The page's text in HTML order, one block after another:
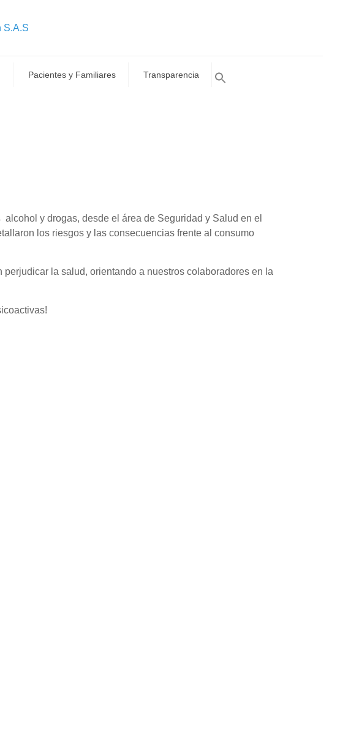
Pacientes y Familiares Transparencia
y drogas, desde el área de Seguridad y Salud en el
los riesgos y las consecuencias frente al consumo
la salud, orientando a nuestros colaboradores en la